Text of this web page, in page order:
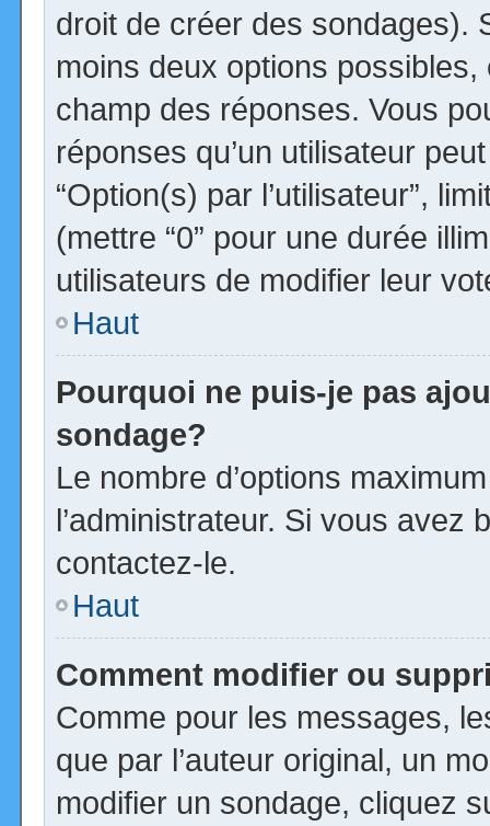
droit de créer des sondages).
moins deux options
champ des réponses. Vous
réponses qu’un utilisateur
“Option(s) par l’utilisateur”,
(mettre “0” pour une durée
utilisateurs de modifier leur
Haut
Pourquoi ne puis-je pas
sondage?
Le nombre d’options
l’administrateur. Si vous avez
contactez-le.
Haut
Comment modifier ou
Comme pour les messages,
que par l’auteur original, un
modifier un sondage, cliquez